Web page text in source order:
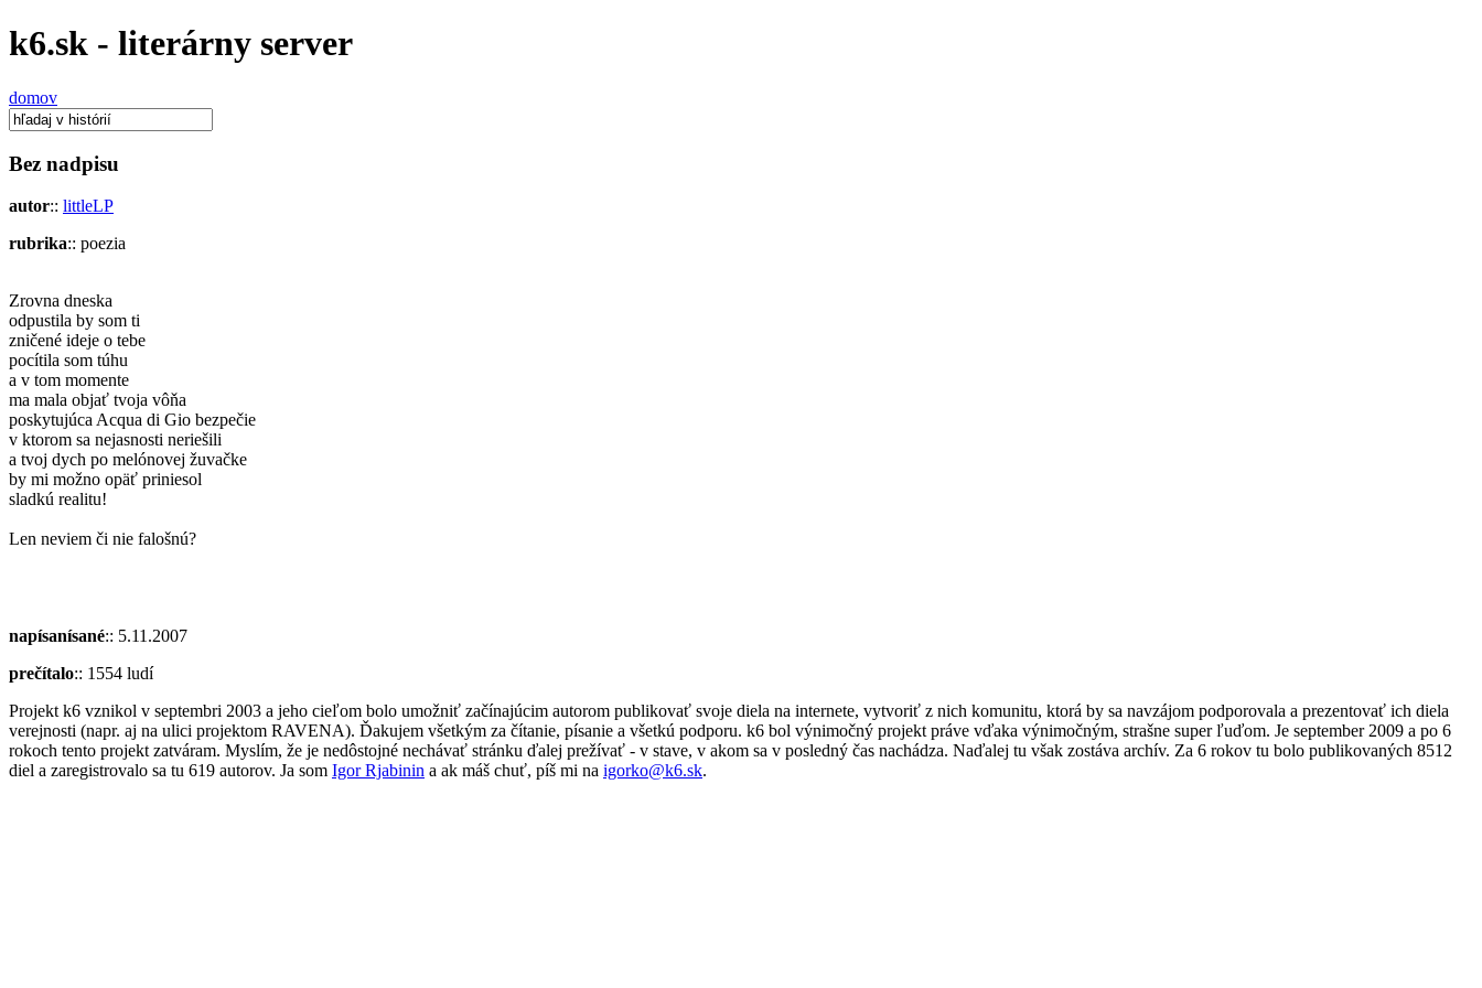
k6.sk - literárny server
domov
Bez nadpisu
autor:: littleLP
rubrika:: poezia
Zrovna dneska
odpustila by som ti
zničené ideje o tebe
pocítila som túhu
a v tom momente
ma mala objať tvoja vôňa
poskytujúca Acqua di Gio bezpečie
v ktorom sa nejasnosti neriešili
a tvoj dych po melónovej žuvačke
by mi možno opäť priniesol
sladkú realitu!
Len neviem či nie falošnú?
napísanísané:: 5.11.2007
prečítalo:: 1554 ludí
Projekt k6 vznikol v septembri 2003 a jeho cieľom bolo umožniť začínajúcim autorom publikovať svoje diela na internete, vytvoriť z nich komunitu, ktorá by sa navzájom podporovala a prezentovať ich diela
verejnosti (napr. aj na ulici projektom RAVENA). Ďakujem všetkým za čítanie, písanie a všetkú podporu. k6 bol výnimočný projekt práve vďaka výnimočným, strašne super ľuďom. Je september 2009 a po 6
rokoch tento projekt zatváram. Myslím, že je nedôstojné nechávať stránku ďalej prežívať - v stave, v akom sa v posledný čas nachádza. Naďalej tu však zostáva archív. Za 6 rokov tu bolo publikovaných 8512
diel a zaregistrovalo sa tu 619 autorov. Ja som Igor Rjabinin a ak máš chuť, píš mi na igorko@k6.sk.